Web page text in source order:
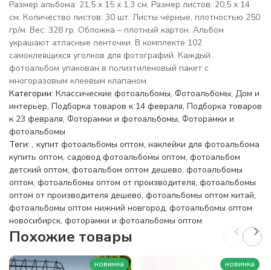
Размер альбома: 21,5 х 15 х 1,3 см. Размер листов: 20,5 х 14
см. Количество листов: 30 шт. Листы чёрные, плотностью 250
гр/м. Вес: 328 гр. Обложка – плотный картон. Альбом
украшают атласные ленточки. В комплекте 102
самоклеящихся уголков для фотографий. Каждый
фотоальбом упакован в полиэтиленовый пакет с
многоразовым клеевым клапаном.
Категории: Классические фотоальбомы, Фотоальбомы, Дом и
интерьер, Подборка товаров к 14 февраля, Подборка товаров
к 23 февраля, Фоторамки и фотоальбомы, Фоторамки и
фотоальбомы
Теги: , купит фотоальбомы оптом, наклейки для фотоальбома
купить оптом, садовод фотоальбомы оптом, фотоальбом
детский оптом, фотоальбом оптом дешево, фотоальбомы
оптом, фотоальбомы оптом от производителя, фотоальбомы
оптом от производителя дешево, фотоальбомы оптом китай,
фотоальбомы оптом нижний новгород, фотоальбомы оптом
новосибирск, фоторамки и фотоальбомы оптом
Похожие товары
новинка новинка